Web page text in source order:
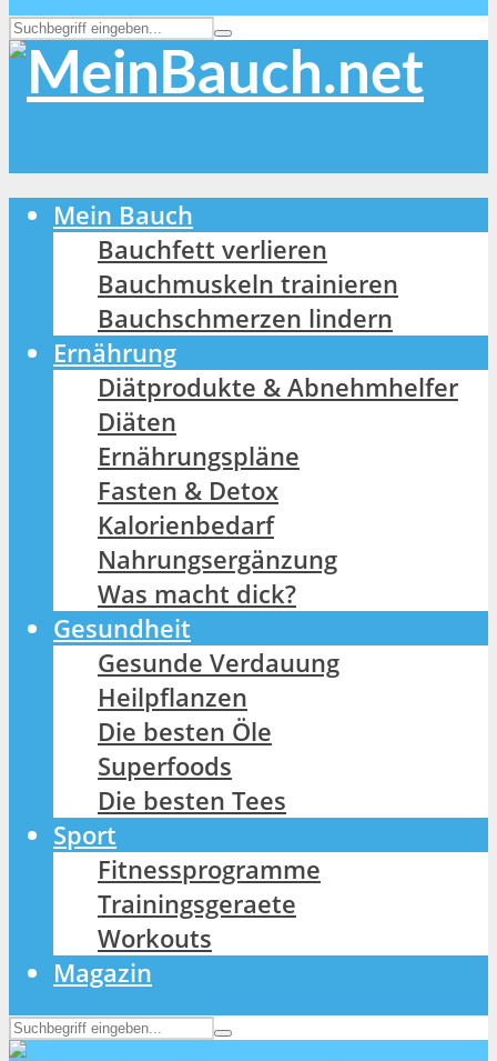
Mein Bauch
Bauchfett verlieren
Bauchmuskeln trainieren
Bauchschmerzen lindern
Ernährung
Diätprodukte & Abnehmhelfer
Diäten
Ernährungspläne
Fasten & Detox
Kalorienbedarf
Nahrungsergänzung
Was macht dick?
Gesundheit
Gesunde Verdauung
Heilpflanzen
Die besten Öle
Superfoods
Die besten Tees
Sport
Fitnessprogramme
Trainingsgeraete
Workouts
Magazin